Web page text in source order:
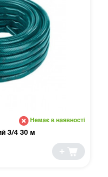
Немає в наявності
3/4 30 м